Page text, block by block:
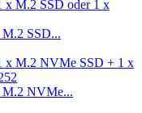
SSD...
NVMe...